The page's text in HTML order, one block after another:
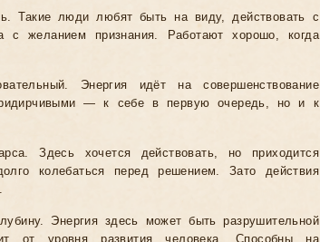
Такие люди любят быть на виду, действовать с
с желанием признания. Работают хорошо, когда
Энергия идёт на совершенствование
— к себе в первую очередь, но и к
Здесь хочется действовать, но приходится
колебаться перед решением. Зато действия
Энергия здесь может быть разрушительной